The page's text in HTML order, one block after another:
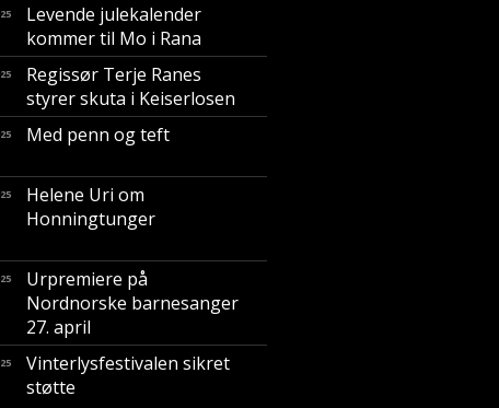
Levende julekalender
kommer til Mo i Rana
Regissør Terje Ranes
styrer skuta i Keiserlosen
Med penn og teft
Helene Uri om
Honningtunger
Urpremiere på
Nordnorske barnesanger
27. april
Vinterlysfestivalen sikret
støtte